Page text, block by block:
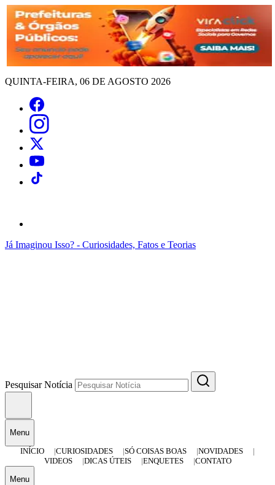
QUINTA-FEIRA, 06 DE AGOSTO 2026
Já Imaginou Isso? - Curiosidades, Fatos e Teorias
Pesquisar Notícia
Menu
INÍCIO
CURIOSIDADES SÓ COISAS BOAS
NOVIDADES
VIDEOS
DICAS ÚTEIS ENQUETES CONTATO
Menu